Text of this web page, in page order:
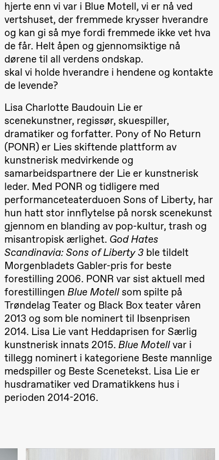
Lørdag 26. september
19.00
Rosalind
Goldberg
Saturation
Store scene
(Black Box
teater)
Søndag 27. september
19.00
Rosalind
Goldberg
Ornate
Saturation
Store scene
(Black Box
teater)
Torsdag 1. oktober
19.00
Lucy &
Lucky:
Josephine
Kylén Collins
& Lærke
Grøntved
Lucy &
Lucky show
Lille scene
(Black Box
teater)
Fredag 2. oktober
19.00
Lucy &
Lucky:
Josephine
Kylén Collins
& Lærke
Grøntved
Lucy &
Lucky show
Lille scene
(Black Box
teater)
Kylén Collins
hjerte enn vi var i Blue Motell, vi er nå ved
vertshuset, der fremmede krysser hverandre
og kan gi så mye fordi fremmede ikke vet hva
de får. Helt åpen og gjennomsiktige nå
dørene til all verdens ondskap.
skal vi holde hverandre i hendene og kontakte
de levende?
Lisa Charlotte Baudouin Lie er
scenekunstner, regissør, skuespiller,
dramatiker og forfatter. Pony of No Return
(PONR) er Lies skiftende plattform av
kunstnerisk medvirkende og
samarbeidspartnere der Lie er kunstnerisk
leder. Med PONR og tidligere med
performanceteaterduoen Sons of Liberty, har
hun hatt stor innflytelse på norsk scenekunst
gjennom en blanding av pop-kultur, trash og
misantropisk ærlighet. God Hates
Scandinavia: Sons of Liberty 3 ble tildelt
Morgenbladets Gabler-pris for beste
forestilling 2006. PONR var sist aktuell med
forestillingenBlue Motell som spilte på
Trøndelag Teater og Black Box teater våren
2013 og som ble nominert til Ibsenprisen
2014. Lisa Lie vant Heddaprisen for Særlig
kunstnerisk innats 2015.Blue Motellvar i
tillegg nominert i kategoriene Beste mannlige
medspiller og Beste Scenetekst. Lisa Lie er
husdramatiker ved Dramatikkens hus i
perioden 2014-2016.